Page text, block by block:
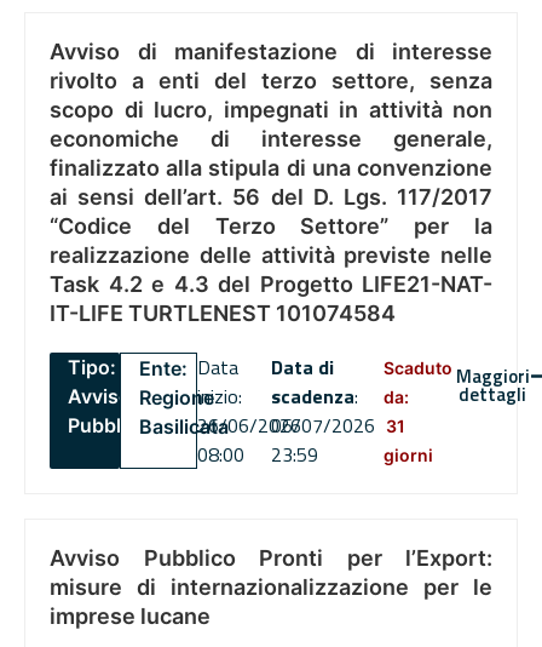
Avviso di manifestazione di interesse
rivolto a enti del terzo settore, senza
scopo di lucro, impegnati in attività non
economiche di interesse generale,
finalizzato alla stipula di una convenzione
ai sensi dell’art. 56 del D. Lgs. 117/2017
“Codice del Terzo Settore” per la
realizzazione delle attività previste nelle
Task 4.2 e 4.3 del Progetto LIFE21-NAT-
IT-LIFE TURTLENEST 101074584
Tipo:
Avviso
Pubblico
Ente:
Regione
Basilicata
Data
inizio:
26/06/2026
08:00
Data di
scadenza:
06/07/2026
23:59
Scaduto
da:
31
giorni
Maggiori
dettagli
Avviso Pubblico Pronti per l’Export:
misure di internazionalizzazione per le
imprese lucane